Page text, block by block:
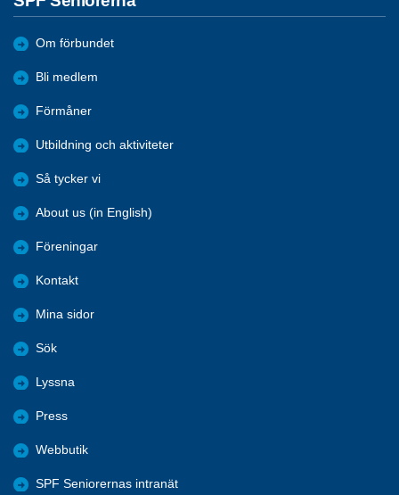
Om förbundet
Bli medlem
Förmåner
Utbildning och aktiviteter
Så tycker vi
About us (in English)
Föreningar
Kontakt
Mina sidor
Sök
Lyssna
Press
Webbutik
SPF Seniorernas intranät